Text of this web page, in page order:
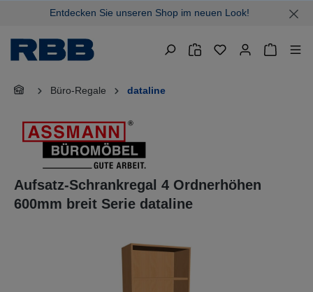
springenEntdecken Sie unseren Shop im neuen Look!
Büro-Regale dataline
Aufsatz-Schrankregal 4 Ordnerhöhen
600mm breit Serie dataline